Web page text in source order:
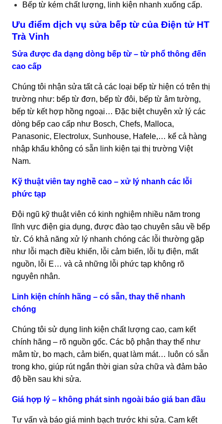
Bếp từ kém chất lượng, linh kiện nhanh xuống cấp.
Ưu điểm dịch vụ sửa bếp từ của Điện tử HT
Trà Vinh
Sửa được đa dạng dòng bếp từ – từ phổ thông đến
cao cấp
Chúng tôi nhận sửa tất cả các loại bếp từ hiện có trên thị
trường như: bếp từ đơn, bếp từ đôi, bếp từ âm tường,
bếp từ kết hợp hồng ngoại… Đặc biệt chuyên xử lý các
dòng bếp cao cấp như Bosch, Chefs, Malloca,
Panasonic, Electrolux, Sunhouse, Hafele,… kể cả hàng
nhập khẩu không có sẵn linh kiện tại thị trường Việt
Nam.
Kỹ thuật viên tay nghề cao – xử lý nhanh các lỗi
phức tạp
Đội ngũ kỹ thuật viên có kinh nghiệm nhiều năm trong
lĩnh vực điện gia dụng, được đào tạo chuyên sâu về bếp
từ. Có khả năng xử lý nhanh chóng các lỗi thường gặp
như lỗi mạch điều khiển, lỗi cảm biến, lỗi tụ điện, mất
nguồn, lỗi E… và cả những lỗi phức tạp không rõ
nguyên nhân.
Linh kiện chính hãng – có sẵn, thay thế nhanh
chóng
Chúng tôi sử dụng linh kiện chất lượng cao, cam kết
chính hãng – rõ nguồn gốc. Các bộ phận thay thế như
mâm từ, bo mạch, cảm biến, quạt làm mát… luôn có sẵn
trong kho, giúp rút ngắn thời gian sửa chữa và đảm bảo
độ bền sau khi sửa.
Giá hợp lý – không phát sinh ngoài báo giá ban đầu
Tư vấn và báo giá minh bạch trước khi sửa. Cam kết